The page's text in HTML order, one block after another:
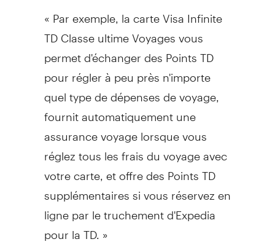
« Par exemple, la carte Visa Infinite
TD Classe ultime Voyages vous
permet d'échanger des Points TD
pour régler à peu près n'importe
quel type de dépenses de voyage,
fournit automatiquement une
assurance voyage lorsque vous
réglez tous les frais du voyage avec
votre carte, et offre des Points TD
supplémentaires si vous réservez en
ligne par le truchement d'Expedia
pour la TD. »